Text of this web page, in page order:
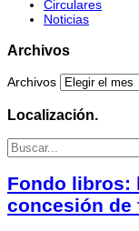
Circulares
Noticias
Archivos
Archivos
Localización.
Fondo libros:
concesión de